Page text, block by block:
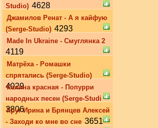
Studio) 4628
Джамилов Ренат - А я кайфую
(Serge-Studio) 4293
Made In Ukraine - Смуглянка 2
4119
Матрёха - Ромашки
спрятались (Serge-Studio)
4029
Калина красная - Попурри
народных песен (Serge-Studi
3806
Круг Ирина и Брянцев Алексей
- Заходи ко мне во сне 3651